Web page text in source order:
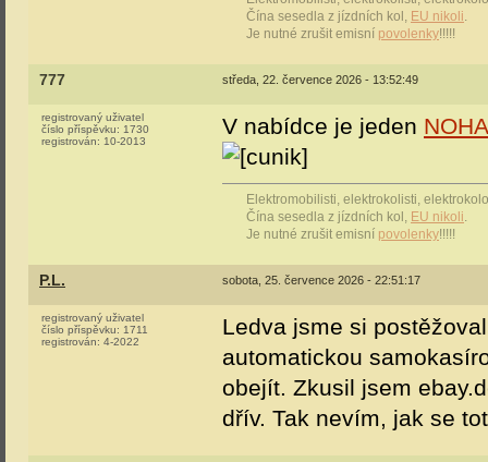
Čína sesedla z jízdních kol, EU nikoli.
Je nutné zrušit emisní povolenky!!!!!
777 středa, 22. července 2026 - 13:52:49
registrovaný uživatel
číslo příspěvku: 1730
registrován: 10-2013
V nabídce je jeden
Elektromobilisti, elektrokolisti,
Čína sesedla z jízdních kol, EU nikoli.
Je nutné zrušit emisní povolenky!!!!!
P.L. sobota, 25. července 2026 - 22:51:17
registrovaný uživatel
číslo příspěvku: 1711
registrován: 4-2022
Ledva jsme si
automatickou
obejít. Zkusil jsem
dřív. Tak nevím, jak se